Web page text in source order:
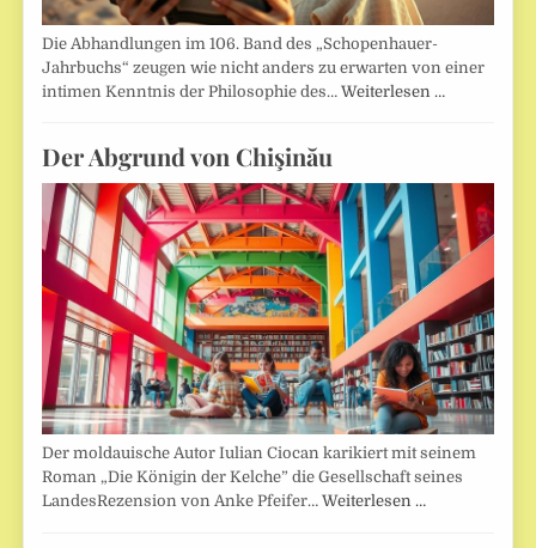
Die Abhandlungen im 106. Band des „Schopenhauer-
Jahrbuchs“ zeugen wie nicht anders zu erwarten von einer
intimen Kenntnis der Philosophie des…Weiterlesen …
Der Abgrund von Chişinău
Der moldauische Autor Iulian Ciocan karikiert mit seinem
Roman „Die Königin der Kelche” die Gesellschaft seines
LandesRezension von Anke Pfeifer…Weiterlesen …